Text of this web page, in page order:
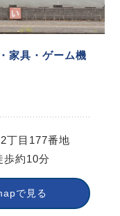
家具・ゲーム機
丁目177番地
歩約10分
で見る